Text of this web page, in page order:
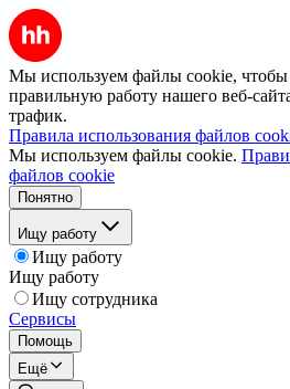
Мы используем файлы cookie, чтобы
правильную работу нашего веб-
трафик.
Правила использования файлов
Мы используем файлы cookie.
файлов cookie
Понятно
Ищу работу
Ищу работу
Ищу работу
Ищу сотрудника
Сервисы
Помощь
Ещё